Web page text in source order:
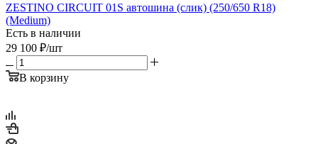
ZESTINO CIRCUIT 01S автошина (слик) (250/650 R18)
(Medium)
Есть в наличии
29 100 ₽/шт
В корзину